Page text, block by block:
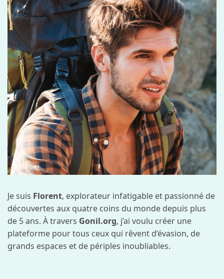
Je suis Florent, explorateur infatigable et passionné de
découvertes aux quatre coins du monde depuis plus
de 5 ans. À travers Gonil.org, j’ai voulu créer une
plateforme pour tous ceux qui rêvent d’évasion, de
grands espaces et de périples inoubliables.